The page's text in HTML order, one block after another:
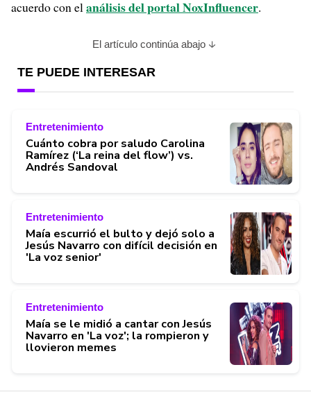
acuerdo con elanálisis del portal NoxInfluencer.
El artículo continúa abajo
TE PUEDE INTERESAR
Entretenimiento
Cuánto cobra por saludo Carolina
Ramírez (‘La reina del flow’) vs.
Andrés Sandoval
Entretenimiento
Maía escurrió el bulto y dejó solo a
Jesús Navarro con difícil decisión en
'La voz senior'
Entretenimiento
Maía se le midió a cantar con Jesús
Navarro en 'La voz'; la rompieron y
llovieron memes